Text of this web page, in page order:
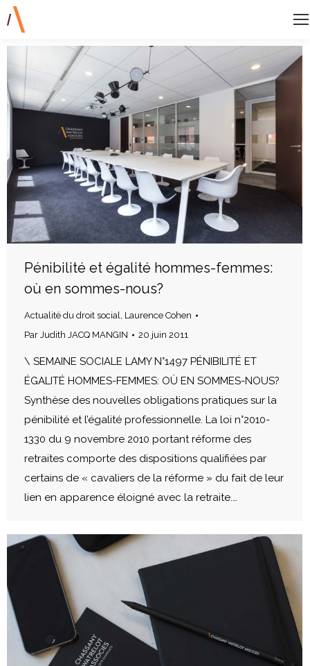
Pénibilité et égalité hommes-femmes:
où en sommes-nous?
Actualité du droit social
Laurence Cohen
Par Judith JACQ MANGIN 20 juin 2011
\ SEMAINE SOCIALE LAMY N°1497 PÉNIBILITÉ ET
ÉGALITÉ HOMMES-FEMMES: OÙ EN SOMMES-NOUS?
Synthèse des nouvelles obligations pratiques sur la
pénibilité et l’égalité professionnelle. La loi n°2010-
1330 du 9 novembre 2010 portant réforme des
retraites comporte des dispositions qualifiées par
certains de « cavaliers de la réforme » du fait de leur
lien en apparence éloigné avec la retraite.…